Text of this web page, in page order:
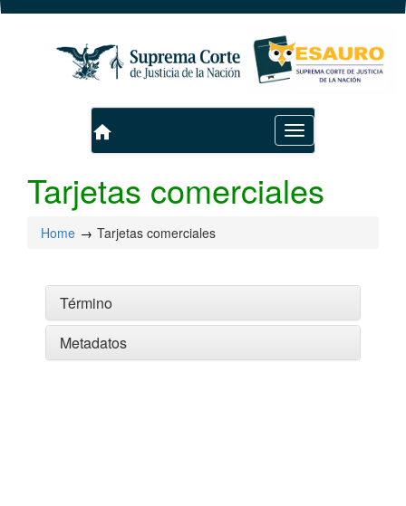
Toggle
navigation
home
Tarjetas comerciales
Home Tarjetas comerciales
Término
Metadatos